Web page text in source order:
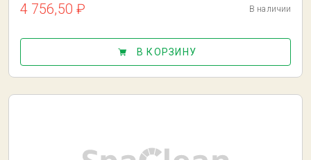
4 756,50 ₽ В наличии
В КОРЗИНУ